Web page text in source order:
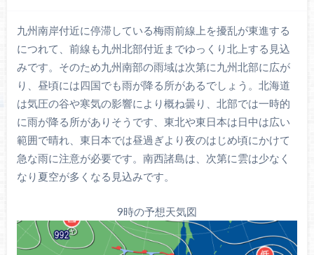
九州南岸付近に停滞している梅雨前線上を擾乱が東進する
につれて、前線も九州北部付近までゆっくり北上する見込
みです。そのため九州南部の雨域は次第に九州北部に広が
り、昼頃には四国でも雨が降る所があるでしょう。北海道
は気圧の谷や寒気の影響により概ね曇り、北部では一時的
に雨が降る所がありそうです、東北や東日本は日中は広い
範囲で晴れ、東日本では昼過ぎより夜のはじめ頃にかけて
急な雨に注意が必要です。南西諸島は、次第に雲は少なく
なり夏空が多くなる見込みです。
9時の予想天気図